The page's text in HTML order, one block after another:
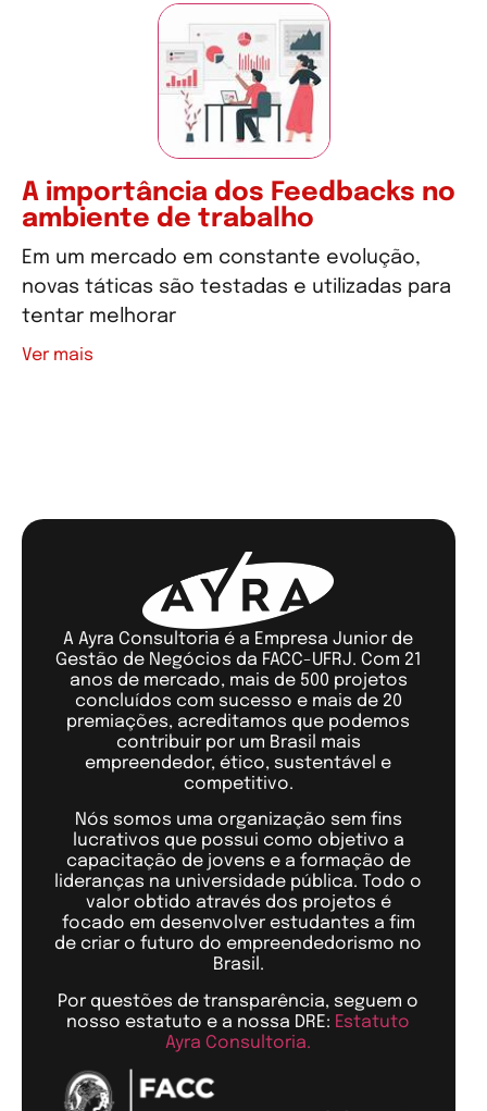
A importância dos Feedbacks no
ambiente de trabalho
Em um mercado em constante evolução,
novas táticas são testadas e utilizadas para
tentar melhorar
Ver mais
A Ayra Consultoria é a Empresa Junior de
Gestão de Negócios da FACC-UFRJ. Com 21
anos de mercado, mais de 500 projetos
concluídos com sucesso e mais de 20
premiações, acreditamos que podemos
contribuir por um Brasil mais
empreendedor, ético, sustentável e
competitivo.
Nós somos uma organização sem fins
lucrativos que possui como objetivo a
capacitação de jovens e a formação de
lideranças na universidade pública. Todo o
valor obtido através dos projetos é
focado em desenvolver estudantes a fim
de criar o futuro do empreendedorismo no
Brasil.
Por questões de transparência, seguem o
nosso estatuto e a nossa DRE: Estatuto
Ayra Consultoria.